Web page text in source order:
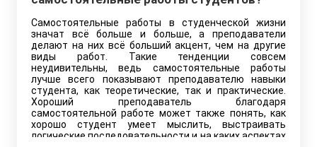
Самостоятельные работы в студенческой жизни
значат всё больше и больше, а преподаватели
делают на них всё больший акцент, чем на другие
виды работ. Такие тенденции совсем
неудивительны, ведь самостоятельные работы
лучше всего показывают преподавателю навыки
студента, как теоретические, так и практические.
Хороший преподаватель благодаря
самостоятельной работе может также понять, как
хорошо студент умеет мыслить, выстраивать
логические последовательности и на каких аспектах